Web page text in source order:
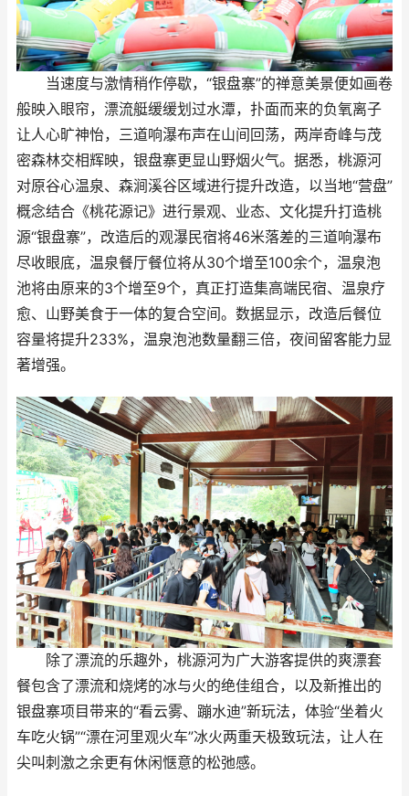
当速度与激情稍作停歇，“银盘寨”的禅意美景便如画卷
般映入眼帘，漂流艇缓缓划过水潭，扑面而来的负氧离子
让人心旷神怡，三道响瀑布声在山间回荡，两岸奇峰与茂
密森林交相辉映，银盘寨更显山野烟火气。据悉，桃源河
对原谷心温泉、森涧溪谷区域进行提升改造，以当地“营盘”
概念结合《桃花源记》进行景观、业态、文化提升打造桃
源“银盘寨”，改造后的观瀑民宿将46米落差的三道响瀑布
尽收眼底，温泉餐厅餐位将从30个增至100余个，温泉泡
池将由原来的3个增至9个，真正打造集高端民宿、温泉疗
愈、山野美食于一体的复合空间。数据显示，改造后餐位
容量将提升233%，温泉泡池数量翻三倍，夜间留客能力显
著增强。
除了漂流的乐趣外，桃源河为广大游客提供的爽漂套
餐包含了漂流和烧烤的冰与火的绝佳组合，以及新推出的
银盘寨项目带来的“看云雾、蹦水迪”新玩法，体验“坐着火
车吃火锅”“漂在河里观火车”冰火两重天极致玩法，让人在
尖叫刺激之余更有休闲惬意的松弛感。